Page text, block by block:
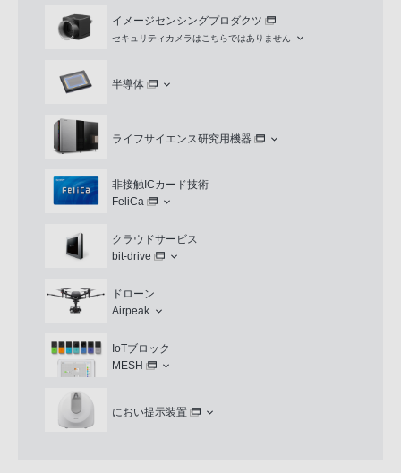
イメージセンシングプロダクツ
セキュリティカメラはこちらではありません
半導体
ライフサイエンス研究用機器
非接触ICカード技術
FeliCa
クラウドサービス
bit-drive
ドローン
Airpeak
IoTブロック
MESH
におい提示装置